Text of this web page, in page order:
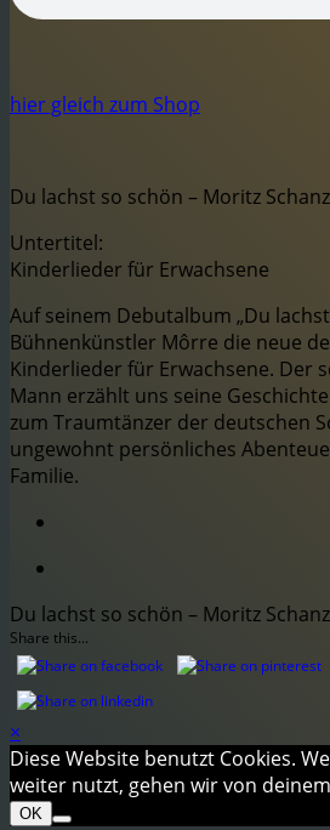
hier gleich zum Shop
Du lachst so schön – Moritz
Untertitel:
Kinderlieder für Erwachsene
Auf seinem Debutalbum „Du
Bühnenkünstler Môrre die neue
Kinderlieder für Erwachsene. Der
Mann erzählt uns seine
zum Traumtänzer der deutschen
ungewohnt persönliches
Familie.
Du lachst so schön – Moritz
Share this...
×
Diese Website benutzt Cookies.
weiter nutzt, gehen wir von
OK